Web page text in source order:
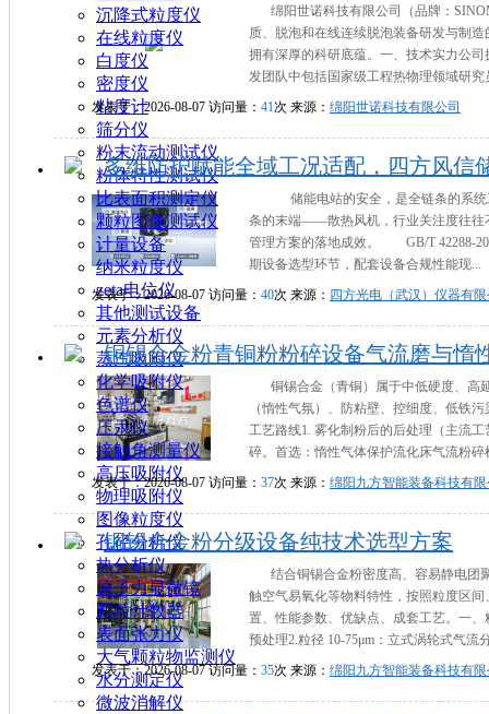
沉降式粒度仪
在线粒度仪
白度仪
密度仪
粘度计
筛分仪
粉末流动测试仪
粉体特性测试仪
比表面积测定仪
颗粒图像测试仪
计量设备
纳米粒度仪
zeta电位仪
其他测试设备
元素分析仪
蒸汽吸附仪
化学吸附仪
色谱仪
压汞仪
接触角测量仪
高压吸附仪
物理吸附仪
图像粒度仪
孔径分析仪
热分析仪
原子力显微镜
颗粒计数器
表面张力仪
大气颗粒物监测仪
水分测定仪
微波消解仪
绵阳世诺科技有限公司（品牌：
质、脱泡和在线连续脱泡装备研发与制
拥有深厚的科研底蕴。一、技术实力公
发团队中包括国家级工程热物理领域研
发表于：2026-08-07 访问量： 41次 来源： 绵阳世诺科技有限公司
多维防护赋能全域工况适配，四方风信
储能电站的安全，是全链条的系统
条的末端——散热风机，行业关注度往往
管理方案的落地成效。 GB/T 42288-
期设备选型环节，配套设备合规性能现...
发表于：2026-08-07 访问量： 40次 来源： 四方光电（武汉）仪器有
铜锡合金粉青铜粉粉碎设备气流磨与惰
铜锡合金（青铜）属于中低硬度、高
（惰性气氛）、防粘壁、控细度、低铁
工艺路线1. 雾化制粉后的后处理（主流
碎。首选：惰性气体保护流化床气流粉
发表于：2026-08-07 访问量： 37次 来源： 绵阳九方智能装备科技有
铜锡合金粉分级设备纯技术选型方案
结合铜锡合金粉密度高、容易静电团
触空气易氧化等物料特性，按照粒度区
置、性能参数、优缺点、成套工艺。一
预处理2.粒径 10‑75μm：立式涡轮式气
发表于：2026-08-07 访问量： 35次 来源： 绵阳九方智能装备科技有